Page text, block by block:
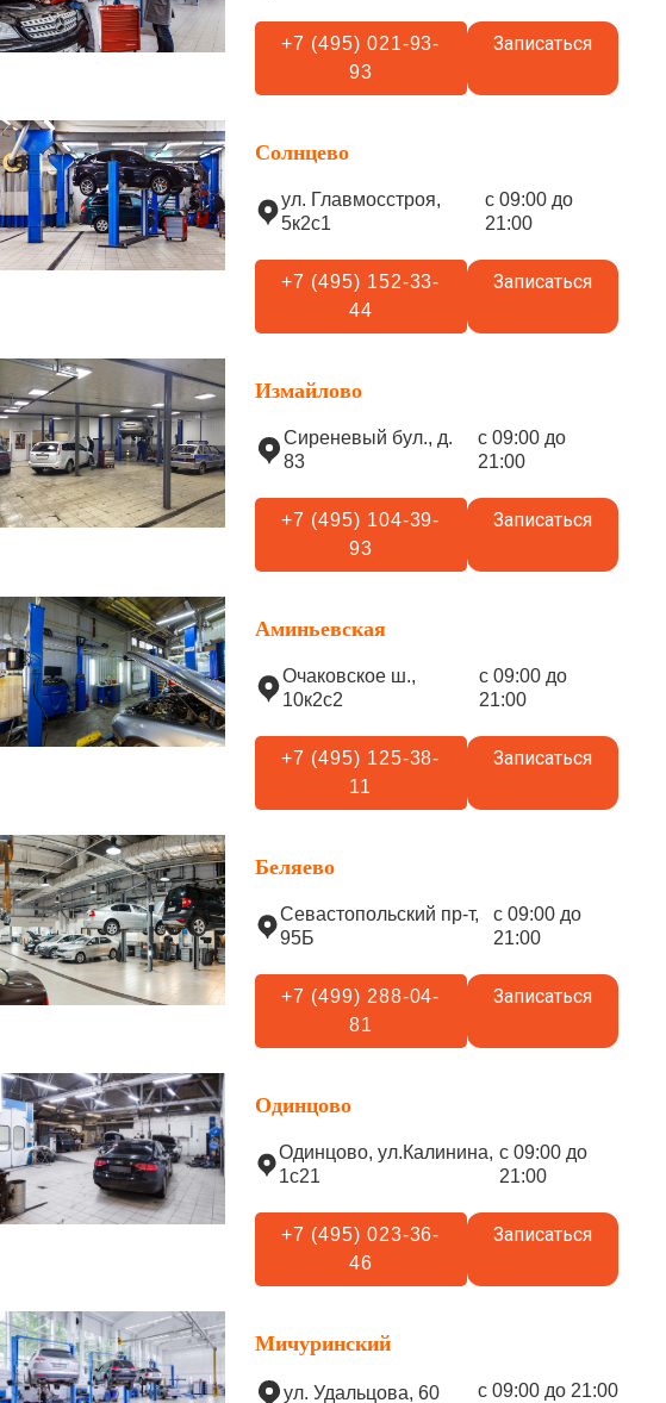
+7 (495) 021-93-
93
Записаться
Солнцево
ул. Главмосстроя,
5к2с1
с 09:00 до
21:00
+7 (495) 152-33-
44
Записаться
Измайлово
Сиреневый бул., д.
83
с 09:00 до
21:00
+7 (495) 104-39-
93
Записаться
Аминьевская
Очаковское ш.,
10к2с2
с 09:00 до
21:00
+7 (495) 125-38-
11
Записаться
Беляево
Севастопольский пр-т,
95Б
с 09:00 до
21:00
+7 (499) 288-04-
81
Записаться
Одинцово
Одинцово, ул.Калинина,
1с21
с 09:00 до
21:00
+7 (495) 023-36-
46
Записаться
Мичуринский
ул. Удальцова, 60 с 09:00 до 21:00